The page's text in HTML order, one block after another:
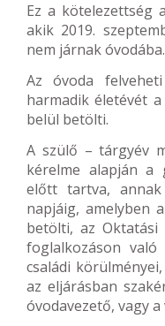
Ez a kötelezettség
akik 2019.
nem járnak óvodába.
Az óvoda
harmadik életévét
belül betölti.
A szülő – tárgyév
kérelme alapján a
előtt tartva,
napjáig, amelyben
betölti, az
foglalkozáson
családi
az eljárásban
óvodavezető, vagy